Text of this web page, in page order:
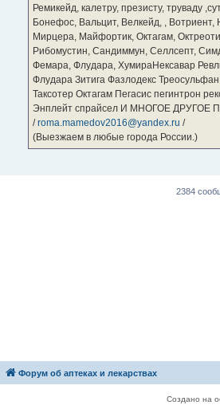
Ремикейд, калетру, презисту, труваду
Бонефос, Вальцит, Велкейд, , Вотриент,
Мирцера, Майфортик, Октагам,
Рибомустин, Сандиммун, Селлсепт,
Фемара, Флудара, ХумираНексавар
Флудара Зитига Фазлодекс
Таксотер Октагам Пегасис пегинтрон
Энплейт спрайсел И МНОГОЕ
/roma.mamedov2016@yandex.ru /
(Выезжаем в любые города России.)
2384
Форум об аптеках и лекарствах
Создано на